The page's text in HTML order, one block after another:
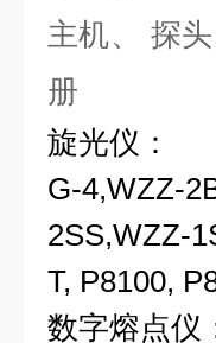
主机、 探
册
旋光仪：
G-4,WZZ-
2SS,WZZ-
T, P8100,
数字熔点仪